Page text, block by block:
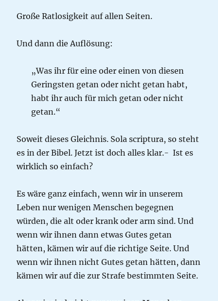
Große Ratlosigkeit auf allen Seiten.
Und dann die Auflösung:
„Was ihr für eine oder einen von diesen
Geringsten getan oder nicht getan habt,
habt ihr auch für mich getan oder nicht
getan.“
Soweit dieses Gleichnis. Sola scriptura, so steht
es in der Bibel. Jetzt ist doch alles klar.- Ist es
wirklich so einfach?
Es wäre ganz einfach, wenn wir in unserem
Leben nur wenigen Menschen begegnen
würden, die alt oder krank oder arm sind. Und
wenn wir ihnen dann etwas Gutes getan
hätten, kämen wir auf die richtige Seite. Und
wenn wir ihnen nicht Gutes getan hätten, dann
kämen wir auf die zur Strafe bestimmten Seite.